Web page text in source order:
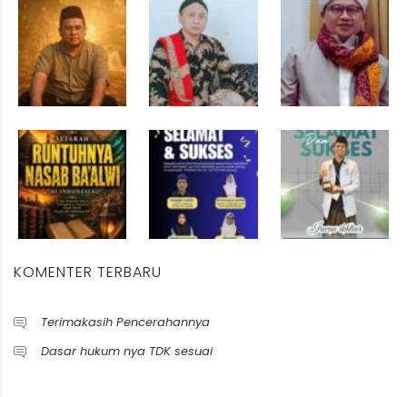
KOMENTER TERBARU
Terimakasih Pencerahannya
Dasar hukum nya TDK sesuai